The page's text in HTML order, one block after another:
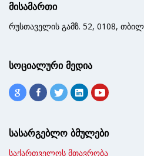
მისამართი
რუსთაველის გამზ. 52, 0108,
სოციალური მედია
სასარგებლო ბმულები
საქართველოს მთავრობა